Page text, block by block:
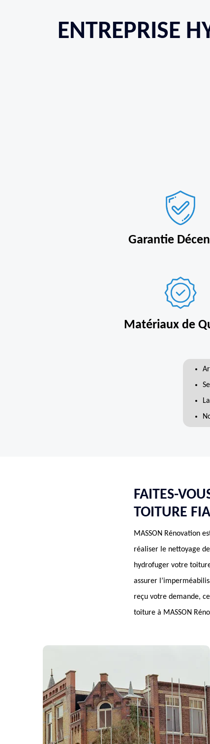
ENTREPRISE
Garantie
Matériaux de
FAITES-
TOITURE
MASSON Rénovation
réaliser le nettoyage
hydrofuger votre
assurer
reçu votre demande,
toiture à MASSON